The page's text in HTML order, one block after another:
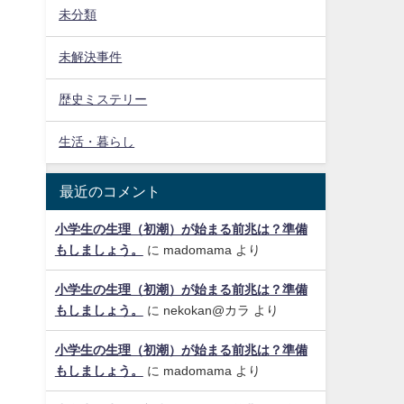
未分類
未解決事件
歴史ミステリー
生活・暮らし
最近のコメント
小学生の生理（初潮）が始まる前兆は？準備
もしましょう。
に madomama より
小学生の生理（初潮）が始まる前兆は？準備
もしましょう。
に nekokan@カラ より
小学生の生理（初潮）が始まる前兆は？準備
もしましょう。
に madomama より